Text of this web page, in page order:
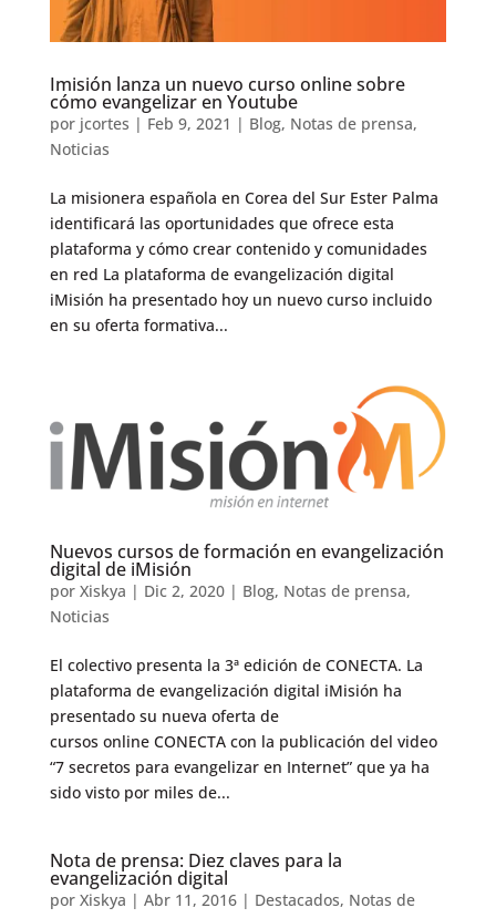
Imisión lanza un nuevo curso online sobre
cómo evangelizar en Youtube
por jcortes | Feb 9, 2021 | Blog, Notas de prensa,
Noticias
La misionera española en Corea del Sur Ester Palma
identificará las oportunidades que ofrece esta
plataforma y cómo crear contenido y comunidades
en red La plataforma de evangelización digital
iMisión ha presentado hoy un nuevo curso incluido
en su oferta formativa...
Nuevos cursos de formación en evangelización
digital de iMisión
por Xiskya | Dic 2, 2020| Blog, Notas de prensa,
Noticias
El colectivo presenta la 3ª edición de CONECTA. La
plataforma de evangelización digital iMisión ha
presentado su nueva oferta de
cursos online CONECTA con la publicación del video
“7 secretos para evangelizar en Internet” que ya ha
sido visto por miles de...
Nota de prensa: Diez claves para la
evangelización digital
por Xiskya | Abr 11, 2016| Destacados, Notas de